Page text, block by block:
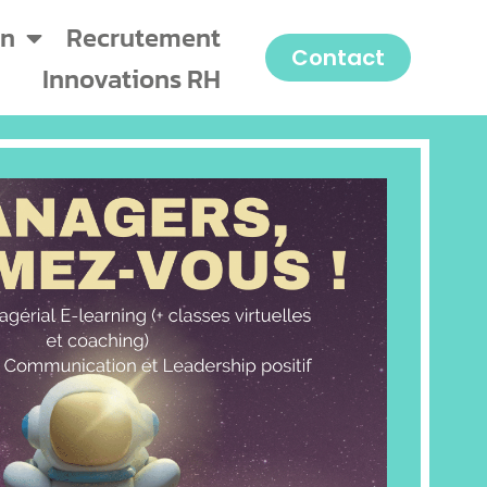
Recrutement
Innovations RH
Contact